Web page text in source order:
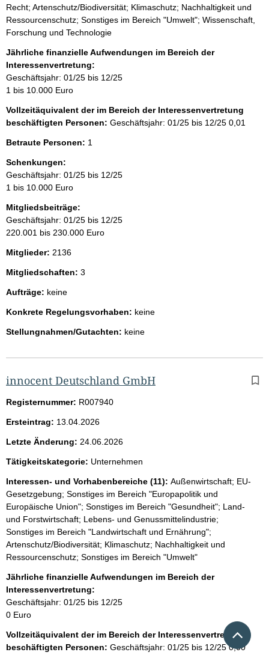
Recht; Artenschutz/Biodiversität; Klimaschutz; Nachhaltigkeit und
Ressourcenschutz; Sonstiges im Bereich "Umwelt"; Wissenschaft,
Forschung und Technologie
Jährliche finanzielle Aufwendungen im Bereich der
Interessenvertretung:
Geschäftsjahr: 01/25 bis 12/25
1 bis 10.000 Euro
Vollzeitäquivalent der im Bereich der Interessenvertretung
beschäftigten Personen: Geschäftsjahr: 01/25 bis 12/25 0,01
Betraute Personen: 1
Schenkungen:
Geschäftsjahr: 01/25 bis 12/25
1 bis 10.000 Euro
Mitgliedsbeiträge:
Geschäftsjahr: 01/25 bis 12/25
220.001 bis 230.000 Euro
Mitglieder: 2136
Mitgliedschaften: 3
Aufträge: keine
Konkrete Regelungsvorhaben: keine
Stellungnahmen/Gutachten: keine
innocent Deutschland GmbH
Registernummer: R007940
Ersteintrag: 13.04.2026
Letzte Änderung: 24.06.2026
Tätigkeitskategorie: Unternehmen
Interessen- und Vorhabenbereiche (11): Außenwirtschaft; EU-
Gesetzgebung; Sonstiges im Bereich "Europapolitik und
Europäische Union"; Sonstiges im Bereich "Gesundheit"; Land-
und Forstwirtschaft; Lebens- und Genussmittelindustrie;
Sonstiges im Bereich "Landwirtschaft und Ernährung";
Artenschutz/Biodiversität; Klimaschutz; Nachhaltigkeit und
Ressourcenschutz; Sonstiges im Bereich "Umwelt"
Jährliche finanzielle Aufwendungen im Bereich der
Interessenvertretung:
Geschäftsjahr: 01/25 bis 12/25
0 Euro
Vollzeitäquivalent der im Bereich der Interessenvertretung
beschäftigten Personen: Geschäftsjahr: 01/25 bis 12/25 0,00